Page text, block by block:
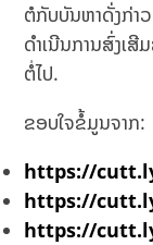
ຕໍກັບບັນຫາດັ່ງກ່າ
ດຳເນີນການສົ່ງເ
ຕໍ່ໄປ.
ຂອບໃຈຂໍ້ມູນຈາກ:
https://
https://
https://